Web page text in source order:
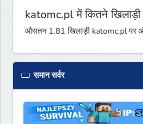
katomc.pl में कितने खिलाड़ी
औसतन 1.81 खिलाड़ी katomc.pl पर
समान सर्वर